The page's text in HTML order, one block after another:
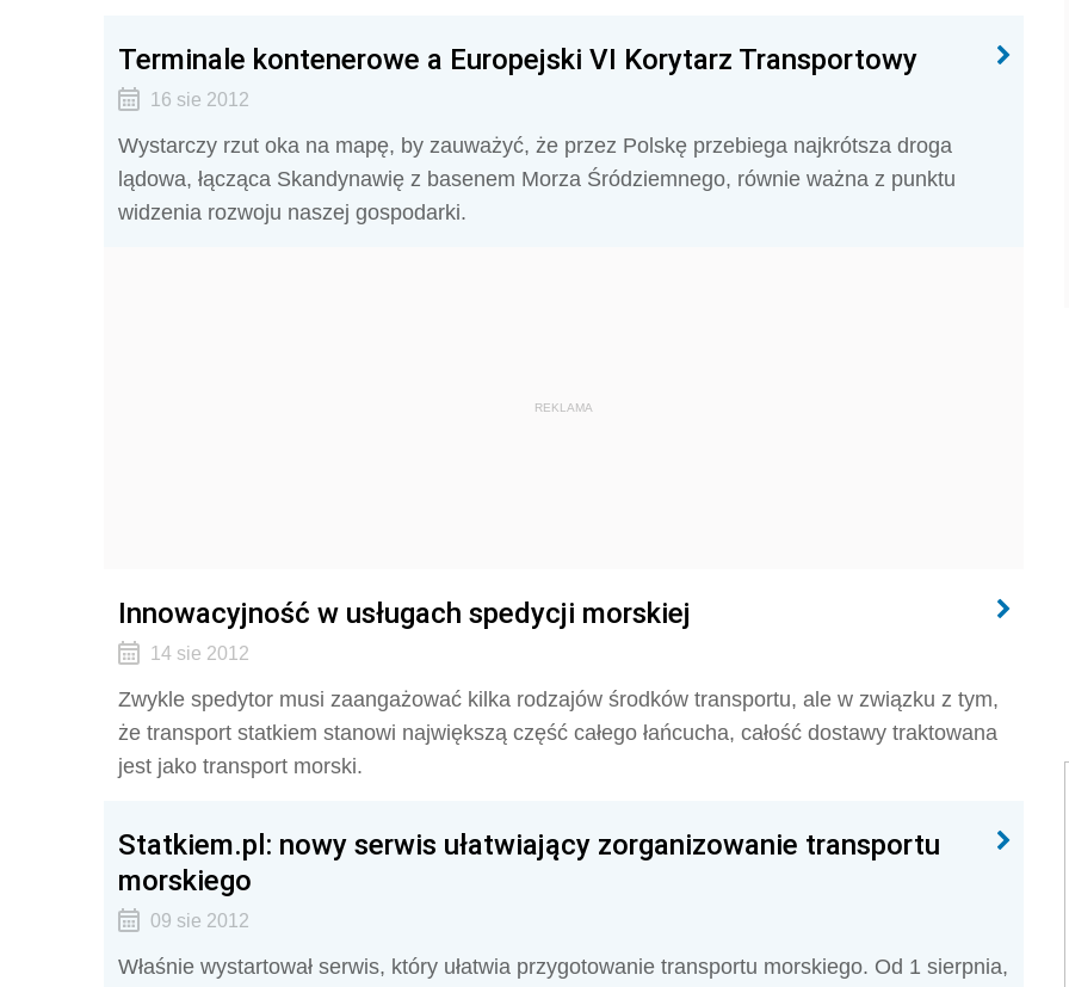
Terminale kontenerowe a Europejski VI Korytarz Transportowy
16 sie 2012
Wystarczy rzut oka na mapę, by zauważyć, że przez Polskę przebiega najkrótsza droga
lądowa, łącząca Skandynawię z basenem Morza Śródziemnego, równie ważna z punktu
widzenia rozwoju naszej gospodarki.
REKLAMA
Innowacyjność w usługach spedycji morskiej
14 sie 2012
Zwykle spedytor musi zaangażować kilka rodzajów środków transportu, ale w związku z tym,
że transport statkiem stanowi największą część całego łańcucha, całość dostawy traktowana
jest jako transport morski.
Statkiem.pl: nowy serwis ułatwiający zorganizowanie transportu
morskiego
09 sie 2012
Właśnie wystartował serwis, który ułatwia przygotowanie transportu morskiego. Od 1 sierpnia,